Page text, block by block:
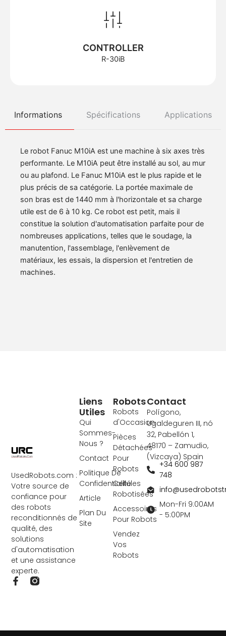
CONTROLLER
R-30iB
Informations Spécifications Applications
Le robot Fanuc M10iA est une machine à six axes très
performante. Le M10iA peut être installé au sol, au mur
ou au plafond. Le Fanuc M10iA est le plus rapide et le
plus précis de sa catégorie. La portée maximale de
son bras est de 1440 mm à l'horizontale et sa charge
utile est de 6 à 10 kg. Ce robot est petit, mais il
constitue la solution d'automatisation parfaite pour de
nombreuses applications, telles que le soudage, la
manutention, l'assemblage, l'enlèvement de
matériaux, les essais, la dispersion et l'entretien de
machines.
UsedRobots.com :
Votre source de
confiance pour
des robots
reconditionnés de
qualité, des
solutions
d'automatisation
et une assistance
experte.
F
a
Robots
Robots
d'Occasion
Pièces
Détachées
Pour
Robots
Cellules
Robotisées
Accessoires
Pour Robots
Vendez
Vos
Robots
Liens
Utiles
Qui
Sommes-
Nous ?
Contact
Politique De
Confidentialité
Article
Plan Du
Site
Contact
Polígono,
Ugaldeguren III, nó
32, Pabellón 1,
48170 – Zamudio,
(Vizcaya) Spain
+34 600 987
748
Mon-Fri 9:00AM
- 5:00PM